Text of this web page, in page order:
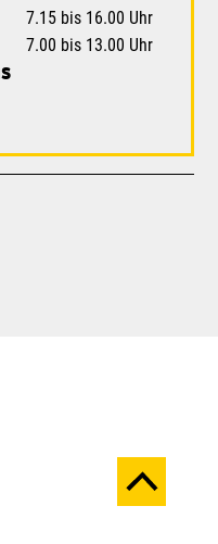
7.15 bis 16.00 Uhr
7.00 bis 13.00 Uhr